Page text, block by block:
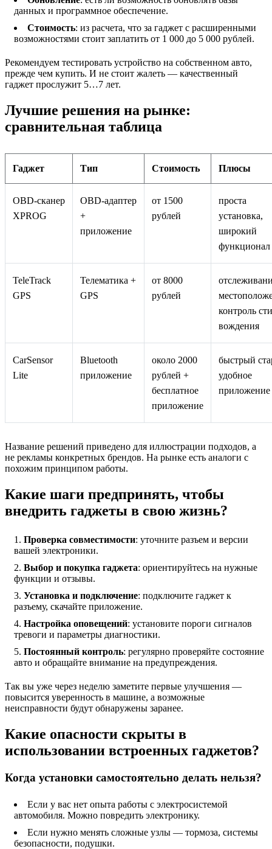
данных и программное обеспечение.
Стоимость: из расчета, что за гаджет с расширенными
возможностями стоит заплатить от 1 000 до 5 000 рублей.
Рекомендуем тестировать устройство на собственном авто,
прежде чем купить. И не стоит жалеть — качественный
гаджет прослужит 5…7 лет.
Лучшие решения на рынке:
сравнительная таблица
Гаджет Тип Стоимость Плюсы
OBD‑сканер
XPROG
OBD‑адаптер
+
приложение
от 1500
рублей
проста
установка,
широкий
функционал
TeleTrack
GPS
Телематика +
GPS
от 8000
рублей
контроль
вождения
CarSensor
Lite
Bluetooth
приложение
около 2000
рублей +
бесплатное
приложение
быстрый
удобное
приложение
Название решений приведено для иллюстрации подходов, а
не рекламы конкретных брендов. На рынке есть аналоги с
похожим принципом работы.
Какие шаги предпринять, чтобы
внедрить гаджеты в свою жизнь?
Проверка совместимости: уточните разъем и версии
вашей электроники.
Выбор и покупка гаджета: ориентируйтесь на нужные
функции и отзывы.
Установка и подключение: подключите гаджет к
разъему, скачайте приложение.
Настройка оповещений: установите пороги сигналов
тревоги и параметры диагностики.
Постоянный контроль: регулярно проверяйте состояние
авто и обращайте внимание на предупреждения.
Так вы уже через неделю заметите первые улучшения —
повысится уверенность в машине, а возможные
неисправности будут обнаружены заранее.
Какие опасности скрыты в
использовании встроенных гаджетов?
Когда установки самостоятельно делать нельзя?
Если у вас нет опыта работы с электросистемой
автомобиля. Можно повредить электронику.
Если нужно менять сложные узлы — тормоза, системы
безопасности, подушки.